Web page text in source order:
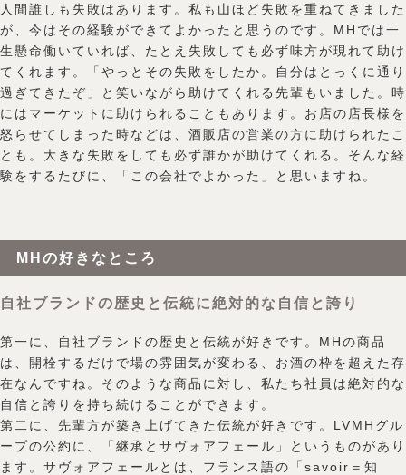
人間誰しも失敗はあります。私も山ほど失敗を重ねてきました
が、今はその経験ができてよかったと思うのです。MHでは一
生懸命働いていれば、たとえ失敗しても必ず味方が現れて助け
てくれます。「やっとその失敗をしたか。自分はとっくに通り
過ぎてきたぞ」と笑いながら助けてくれる先輩もいました。時
にはマーケットに助けられることもあります。お店の店長様を
怒らせてしまった時などは、酒販店の営業の方に助けられたこ
とも。大きな失敗をしても必ず誰かが助けてくれる。そんな経
験をするたびに、「この会社でよかった」と思いますね。
MHの好きなところ
自社ブランドの歴史と伝統に絶対的な自信と誇り
第一に、自社ブランドの歴史と伝統が好きです。MHの商品
は、開栓するだけで場の雰囲気が変わる、お酒の枠を超えた存
在なんですね。そのような商品に対し、私たち社員は絶対的な
自信と誇りを持ち続けることができます。
第二に、先輩方が築き上げてきた伝統が好きです。LVMHグル
ープの公約に、「継承とサヴォアフェール」というものがあり
ます。サヴォアフェールとは、フランス語の「savoir＝知